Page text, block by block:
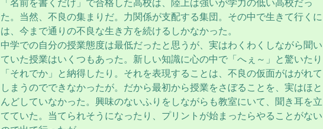
「名前を書くだけ」で合格した高校は、陸上は強いが学力の低い高校だっ
た。当然、不良の集まりだ。力関係が支配する集団。その中で生きて行くに
は、今まで通りの不良な生き方を続けるしかなかった。
中学での自分の授業態度は最低だったと思うが、実はわくわくしながら聞い
ていた授業はいくつもあった。新しい知識に心の中で「へぇ～」と驚いたり
「それでか」と納得したり。それを表現することは、不良の仮面がはがれて
しまうのでできなかったが。だから最初から授業をさぼることを、実はほと
んどしていなかった。興味のないふりをしながらも教室にいて、聞き耳を立
てていた。当てられそうになったり、プリントが始まったらやることがない